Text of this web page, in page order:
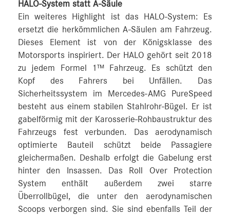
HALO-System statt A-Säule
Ein weiteres Highlight ist das HALO-System: Es
ersetzt die herkömmlichen A-Säulen am Fahrzeug.
Dieses Element ist von der Königsklasse des
Motorsports inspiriert. Der HALO gehört seit 2018
zu jedem Formel 1™ Fahrzeug. Es schützt den
Kopf des Fahrers bei Unfällen. Das
Sicherheitssystem im Mercedes‑AMG PureSpeed
besteht aus einem stabilen Stahlrohr-Bügel. Er ist
gabelförmig mit der Karosserie-Rohbaustruktur des
Fahrzeugs fest verbunden. Das aerodynamisch
optimierte Bauteil schützt beide Passagiere
gleichermaßen. Deshalb erfolgt die Gabelung erst
hinter den Insassen. Das Roll Over Protection
System enthält außerdem zwei starre
Überrollbügel, die unter den aerodynamischen
Scoops verborgen sind. Sie sind ebenfalls Teil der